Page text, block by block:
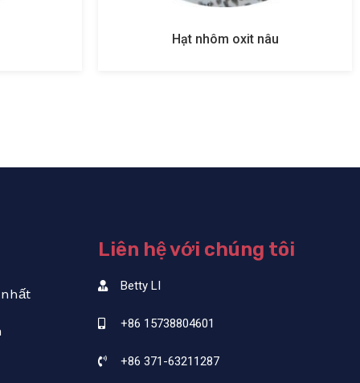
Liên hệ với chúng tôi
Betty LI
+86 15738804601
+86 371-63211287